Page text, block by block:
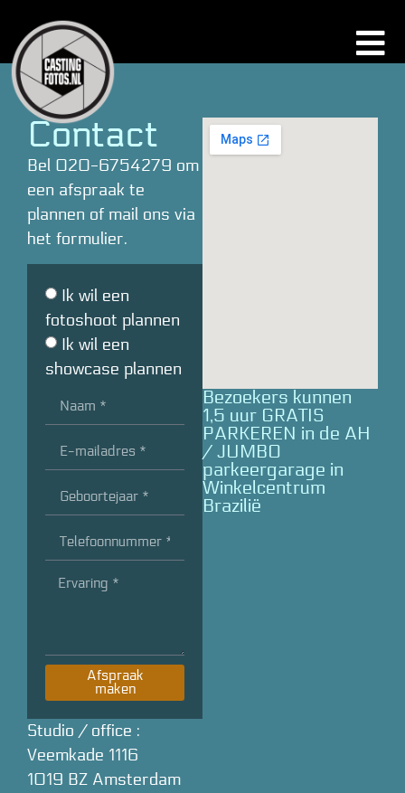
Contact
Bel 020-6754279 om
een afspraak te
plannen of mail ons via
het formulier.
Ik wil een
fotoshoot plannen
Ik wil een
showcase plannen
Afspraak
maken
Studio / office :
Veemkade 1116
1019 BZ Amsterdam
Bezoekers kunnen
1,5 uur GRATIS
PARKEREN in de AH
/ JUMBO
parkeergarage in
Winkelcentrum
Brazilië